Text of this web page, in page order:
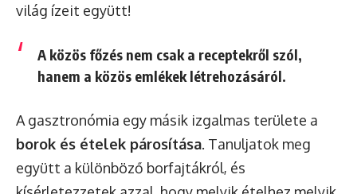
világ ízeit együtt!
A közös főzés nem csak a receptekről szól,
hanem a közös emlékek létrehozásáról.
A gasztronómia egy másik izgalmas területe a
borok és ételek párosítása. Tanuljatok meg
együtt a különböző borfajtákról, és